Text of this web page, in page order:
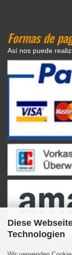
Diese
Technologien
Formas de
Así nos puede